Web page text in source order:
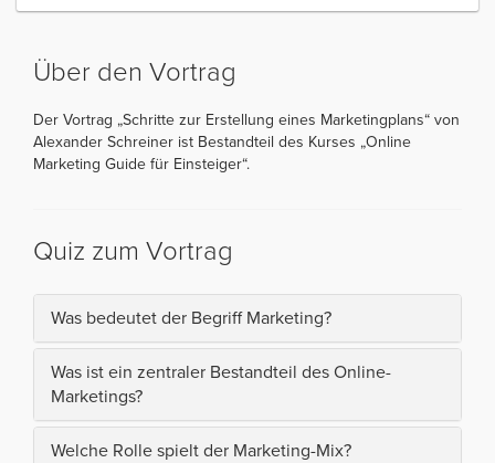
Über den Vortrag
Der Vortrag „Schritte zur Erstellung eines Marketingplans“ von
Alexander Schreiner ist Bestandteil des Kurses „Online
Marketing Guide für Einsteiger“.
Quiz zum Vortrag
Was bedeutet der Begriff Marketing?
Was ist ein zentraler Bestandteil des Online-
Marketings?
Welche Rolle spielt der Marketing-Mix?